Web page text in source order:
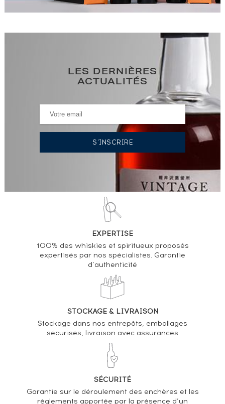
LES DERNIÈRES
ACTUALITÉS
EXPERTISE
100% des whiskies et spiritueux proposés
expertisés par nos spécialistes. Garantie
d’authenticité
STOCKAGE & LIVRAISON
Stockage dans nos entrepôts, emballages
sécurisés, livraison avec assurances
SÉCURITÉ
Garantie sur le déroulement des enchères et les
règlements apportée par la présence d’un